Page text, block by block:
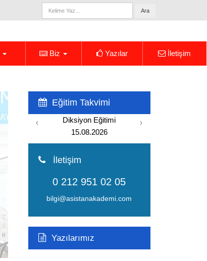
Ara
Biz Yazılar İletişim
Eğitim Takvimi
Diksiyon Eğitimi
15.08.2026
Yönetici Asistanlığı
‹ ›
İletişim
0 212 951 02 05
bilgi@asistanakademi.com
Yazılarımız